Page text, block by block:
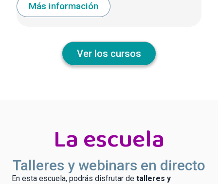
Más información
Ver los cursos
La escuela
Talleres y webinars en directo
En esta escuela, podrás disfrutar de talleres y